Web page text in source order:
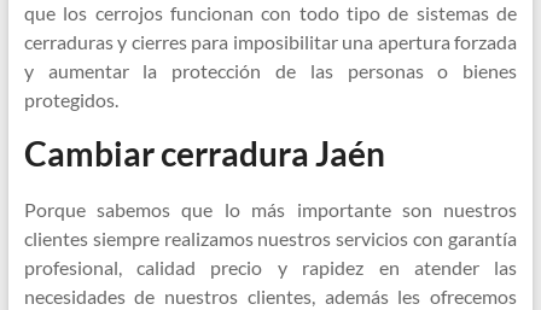
que los cerrojos funcionan con todo tipo de sistemas de
cerraduras y cierres para imposibilitar una apertura forzada
y aumentar la protección de las personas o bienes
protegidos.
Cambiar cerradura Jaén
Porque sabemos que lo más importante son nuestros
clientes siempre realizamos nuestros servicios con garantía
profesional, calidad precio y rapidez en atender las
necesidades de nuestros clientes, además les ofrecemos